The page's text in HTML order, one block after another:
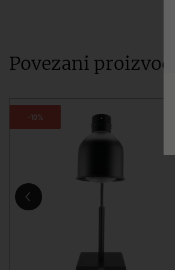
Povezani proizvodi
-10%